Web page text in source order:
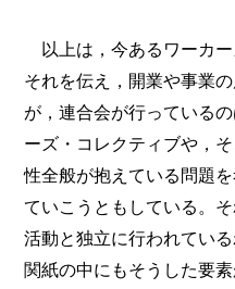
以上は，今あるワーカー
それを伝え，開業や事業
が，連合会が行っている
ーズ・コレクティブや，
性全般が抱えている問題
ていこうともしている。
活動と独立に行われてい
関紙の中にもそうした要素